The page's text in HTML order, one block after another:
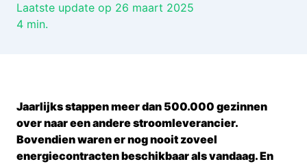
Laatste update op 26 maart 2025
4 min.
Jaarlijks stappen meer dan 500.000 gezinnen
over naar een andere stroomleverancier.
Bovendien waren er nog nooit zoveel
energiecontracten beschikbaar als vandaag. En